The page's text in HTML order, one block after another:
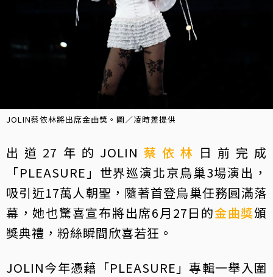
JOLIN蔡依林將出席金曲獎。圖／凌時差提供
出道27年的JOLIN 蔡依林 日前完成
「PLEASURE」世界巡演北京鳥巢3場演出，
吸引近17萬人朝聖，隨著首登鳥巢任務圓滿落
幕，她也驚喜宣布將出席6月27日的金曲獎頒
獎典禮，粉絲瞬間欣喜若狂。
JOLIN今年憑藉「PLEASURE」專輯一舉入圍